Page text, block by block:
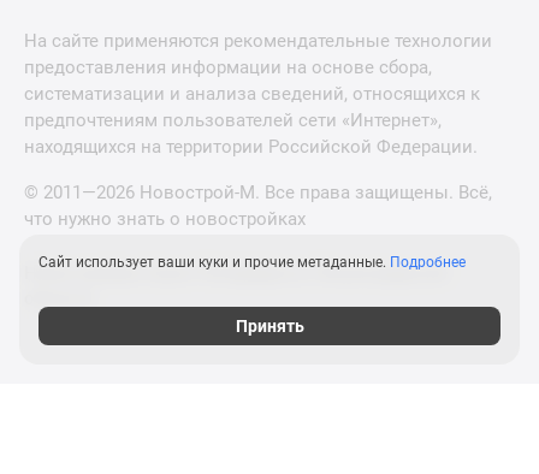
На сайте применяются рекомендательные технологии
предоставления информации на основе сбора,
систематизации и анализа сведений, относящихся к
предпочтениям пользователей сети «Интернет»,
находящихся на территории Российской Федерации.
© 2011—2026 Новострой-М. Все права защищены. Всё,
что нужно знать о новостройках
Новостройки Санкт-Петербурга и Ленинградской
Сайт использует ваши куки и прочие метаданные. Подробнее
Принять